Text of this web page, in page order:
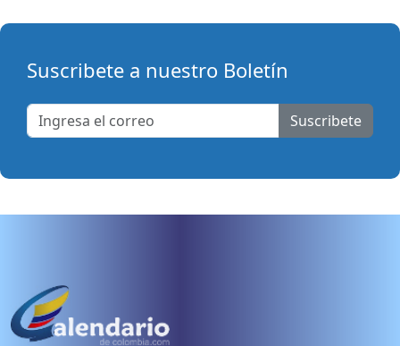
Suscribete a nuestro Boletín
Suscribete